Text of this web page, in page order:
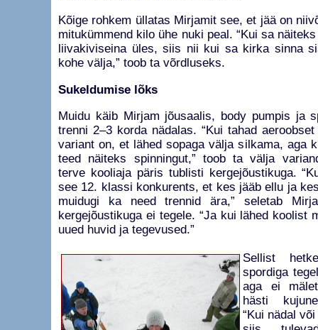
Kõige rohkem üllatas Mirjamit see, et jää on
mitukümmend kilo ühe nuki peal. “Kui sa
liivakiviseina üles, siis nii kui sa kirka sinna
kohe välja,” toob ta võrdluseks.
Sukeldumise lõks
Muidu käib Mirjam jõusaalis, body pumpis ja
trenni 2–3 korda nädalas. “Kui tahad
variant on, et lähed sopaga välja silkama, aga
teed näiteks spinningut,” toob ta välja
terve kooliaja päris tublisti kergejõustikuga.
see 12. klassi konkurents, et kes jääb ellu ja
muidugi ka need trennid ära,” seletab
kergejõustikuga ei tegele. “Ja kui lähed koolist
uued huvid ja tegevused.”
Sellist
spordiga
aga ei
hästi
“Kui nädal